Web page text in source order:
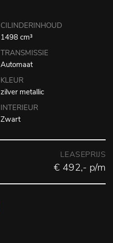
CILINDERINHOUD
1498 cm³
TRANSMISSIE
Automaat
KLEUR
zilver metallic
INTERIEUR
Zwart
LEASEPRIJS
€ 492,- p/m